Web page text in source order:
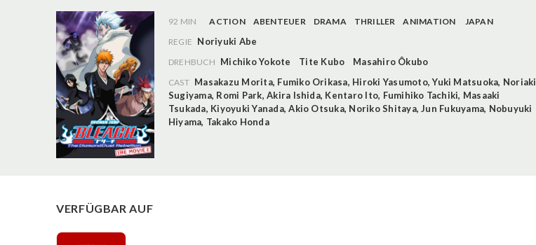
92 MIN ACTION ABENTEUER DRAMA THRILLER ANIMATION
JAPAN
REGIE Noriyuki Abe
DREHBUCH Michiko Yokote Tite Kubo Masahiro Ôkubo
CAST Masakazu Morita, Fumiko Orikasa, Hiroki Yasumoto,Yuki Matsuoka, Noriaki
Sugiyama, Romi Park,Akira Ishida, Kentaro Ito, Fumihiko Tachiki, Masaaki
Tsukada, Kiyoyuki Yanada,Akio Otsuka, Noriko Shitaya,Jun Fukuyama, Nobuyuki
Hiyama, Takako Honda
VERFÜGBAR AUF